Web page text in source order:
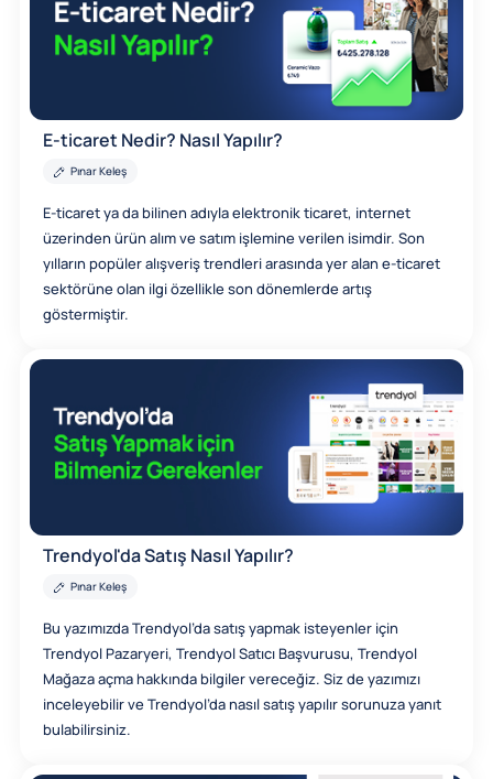
E-ticaret Nedir? Nasıl Yapılır?
Pınar Keleş
E-ticaret ya da bilinen adıyla elektronik ticaret, internet
üzerinden ürün alım ve satım işlemine verilen isimdir. Son
yılların popüler alışveriş trendleri arasında yer alan e-ticaret
sektörüne olan ilgi özellikle son dönemlerde artış
göstermiştir.
Trendyol'da Satış Nasıl Yapılır?
Pınar Keleş
Bu yazımızda Trendyol’da satış yapmak isteyenler için
Trendyol Pazaryeri, Trendyol Satıcı Başvurusu, Trendyol
Mağaza açma hakkında bilgiler vereceğiz. Siz de yazımızı
inceleyebilir ve Trendyol’da nasıl satış yapılır sorunuza yanıt
bulabilirsiniz.